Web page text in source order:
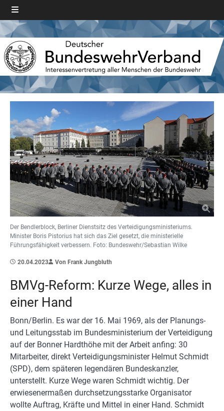
Der Bendlerblock, Berliner Dienstsitz des Verteidigungsministeriums.
Minister Boris Pistorius hat sich das Ziel gesetzt, die ministerielle
Führungsfähigkeit verbessern. Foto: Bundeswehr/Sebastian Wilke
20.04.2023 Von Frank Jungbluth
BMVg-Reform: Kurze Wege, alles in
einer Hand
Bonn/Berlin. Es war der 16. Mai 1969, als der Planungs-
und Leitungsstab im Bundesministerium der Verteidigung
auf der Bonner Hardthöhe mit der Arbeit anfing: 30
Mitarbeiter, direkt Verteidigungsminister Helmut Schmidt
(SPD), dem späteren legendären Bundeskanzler,
unterstellt. Kurze Wege waren Schmidt wichtig. Der
erwiesenermaßen durchsetzungsstarke Organisator
wollte Auftrag, Kräfte und Mittel in einer Hand. Schmidt